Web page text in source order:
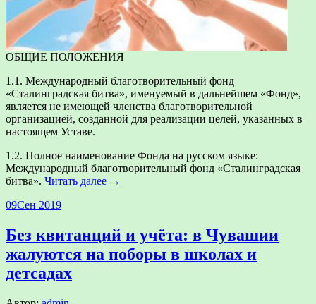
ОБЩИЕ ПОЛОЖЕНИЯ
1.1. Международный благотворительный фонд
«Сталинградская битва», именуемый в дальнейшем «Фонд»,
является не имеющей членства благотворительной
организацией, созданной для реализации целей, указанных в
настоящем Уставе.
1.2. Полное наименование Фонда на русском языке:
Международный благотворительный фонд «Сталинградская
битва». Читать далее →
09Сен 2019
Без квитанций и учёта: в Чувашии
жалуются на поборы в школах и
детсадах